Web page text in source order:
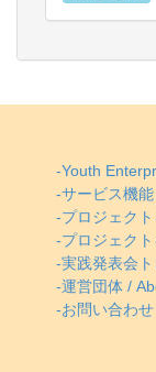
-Youth
-サービス機
-プロジェク
-プロジェク
-実践発表会
-運営団体 /
-お問い合わ